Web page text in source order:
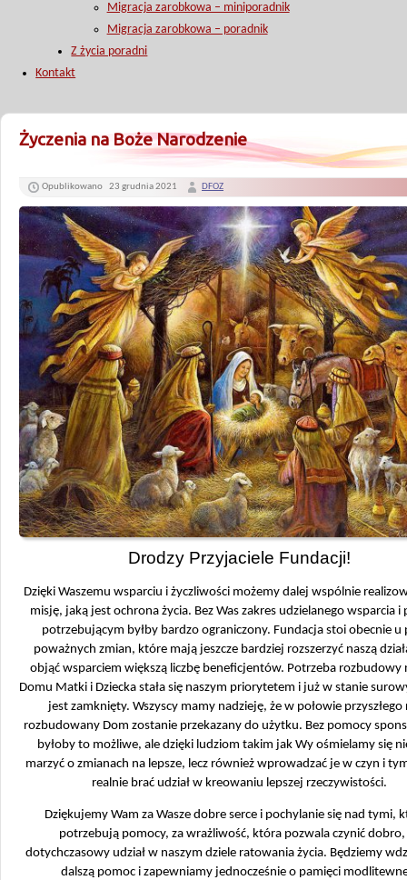
Migracja zarobkowa – miniporadnik
Migracja zarobkowa – poradnik
Z życia poradni
Kontakt
Życzenia na Boże Narodzenie
Opublikowano 23 grudnia 2021 DFOZ
Drodzy Przyjaciele Fundacji!
Dzięki Waszemu wsparciu i życzliwości możemy dalej wspólnie
misję, jaką jest ochrona życia. Bez Was zakres udzielanego wsparcia i
potrzebującym byłby bardzo ograniczony. Fundacja stoi obecnie u
poważnych zmian, które mają jeszcze bardziej rozszerzyć naszą
objąć wsparciem większą liczbę beneficjentów. Potrzeba rozbudowy
Domu Matki i Dziecka stała się naszym priorytetem i już w stanie
jest zamknięty. Wszyscy mamy nadzieję, że w połowie przyszłego
rozbudowany Dom zostanie przekazany do użytku. Bez pomocy
byłoby to możliwe, ale dzięki ludziom takim jak Wy ośmielamy się
marzyć o zmianach na lepsze, lecz również wprowadzać je w czyn i
realnie brać udział w kreowaniu lepszej rzeczywistości.
Dziękujemy Wam za Wasze dobre serce i pochylanie się nad tymi,
potrzebują pomocy, za wrażliwość, która pozwala czynić dobro,
dotychczasowy udział w naszym dziele ratowania życia. Będziemy
dalszą pomoc i zapewniamy jednocześnie o pamięci